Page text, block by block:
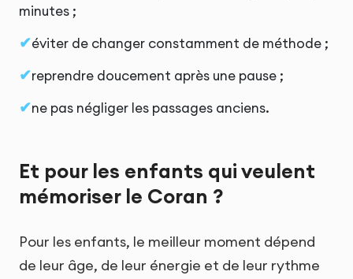
minutes ;
éviter de changer constamment de méthode ;
reprendre doucement après une pause ;
ne pas négliger les passages anciens.
Et pour les enfants qui veulent
mémoriser le Coran ?
Pour les enfants, le meilleur moment dépend
de leur âge, de leur énergie et de leur rythme